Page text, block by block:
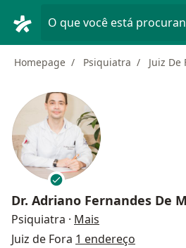
O que você está
Homepage Psiquiatra Juiz De
Dr. Adriano Fernandes De
Psiquiatra · Mais
Juiz de Fora 1 endereço